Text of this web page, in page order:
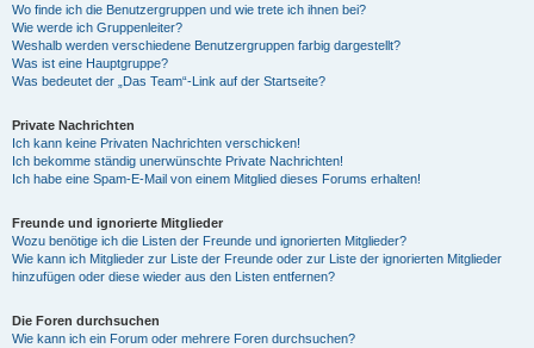
Wo finde ich die Benutzergruppen und wie trete ich ihnen bei?
Wie werde ich Gruppenleiter?
Weshalb werden verschiedene Benutzergruppen farbig dargestellt?
Was ist eine Hauptgruppe?
Was bedeutet der „Das Team“-Link auf der Startseite?
Private Nachrichten
Ich kann keine Privaten Nachrichten verschicken!
Ich bekomme ständig unerwünschte Private Nachrichten!
Ich habe eine Spam-E-Mail von einem Mitglied dieses Forums erhalten!
Freunde und ignorierte Mitglieder
Wozu benötige ich die Listen der Freunde und ignorierten Mitglieder?
Wie kann ich Mitglieder zur Liste der Freunde oder zur Liste der ignorierten Mitglieder
hinzufügen oder diese wieder aus den Listen entfernen?
Die Foren durchsuchen
Wie kann ich ein Forum oder mehrere Foren durchsuchen?